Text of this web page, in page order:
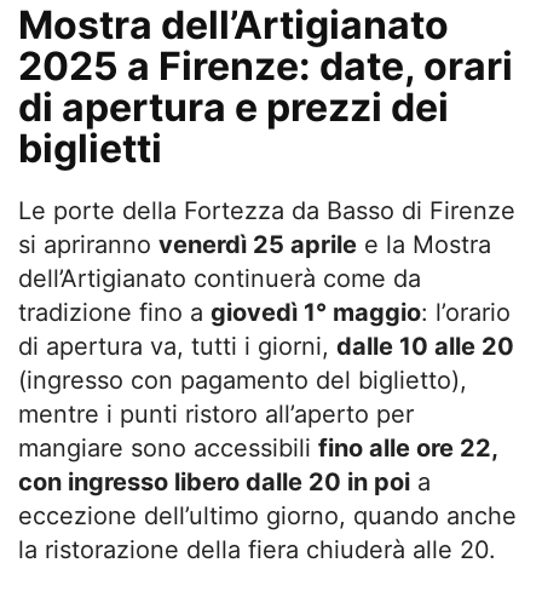
Mostra dell’Artigianato
2025 a Firenze: date, orari
di apertura e prezzi dei
biglietti
Le porte della Fortezza da Basso di Firenze
si apriranno venerdì 25 aprile e la Mostra
dell’Artigianato continuerà come da
tradizione fino a giovedì 1° maggio: l’orario
di apertura va, tutti i giorni, dalle 10 alle 20
(ingresso con pagamento del biglietto),
mentre i punti ristoro all’aperto per
mangiare sono accessibili fino alle ore 22,
con ingresso libero dalle 20 in poi a
eccezione dell’ultimo giorno, quando anche
la ristorazione della fiera chiuderà alle 20.